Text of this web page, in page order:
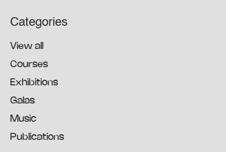
Categories
View all
Courses
Exhibitions
Galas
Music
Publications